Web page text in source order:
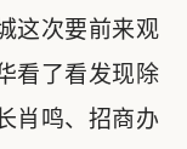
这次要前来观
看了看发现除
肖鸣、招商办